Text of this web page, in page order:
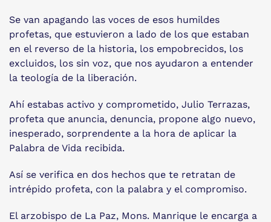
Se van apagando las voces de esos humildes
profetas, que estuvieron a lado de los que estaban
en el reverso de la historia, los empobrecidos, los
excluidos, los sin voz, que nos ayudaron a entender
la teología de la liberación.
Ahí estabas activo y comprometido, Julio Terrazas,
profeta que anuncia, denuncia, propone algo nuevo,
inesperado, sorprendente a la hora de aplicar la
Palabra de Vida recibida.
Así se verifica en dos hechos que te retratan de
intrépido profeta, con la palabra y el compromiso.
El arzobispo de La Paz, Mons. Manrique le encarga a